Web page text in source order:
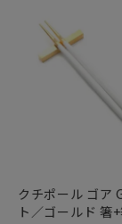
クチポール ゴア
ト／ゴールド 箸